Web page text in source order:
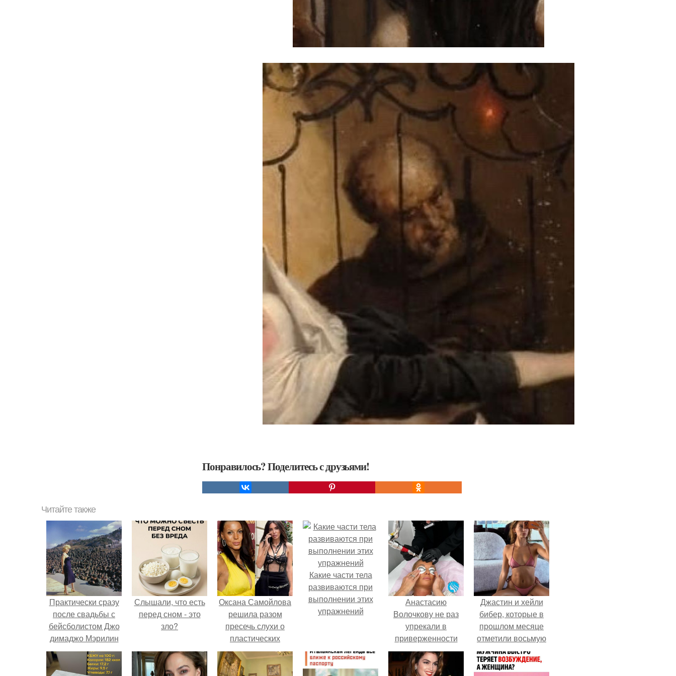
Понравилось? Поделитесь с друзьями!
Читайте также
Практически сразу
после свадьбы с
бейсболистом Джо
димаджо Мэрилин
Монро выступила в
Корее перед
Слышали, что есть
перед сном - это
зло?
Оксана Самойлова
решила разом
пресечь слухи о
пластических
операциях и
публично
Какие части тела
развиваются при
выполнении этих
упражнений
Анастасию
Волочкову не раз
упрекали в
приверженности
устаревшим бьюти -
процедурам.
Джастин и хейли
бибер, которые в
прошлом месяце
отметили восьмую
годовщину
помолвки, показали